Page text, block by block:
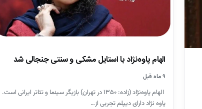
الهام پاوه‌نژاد با استایل مشکی و سنتی جنجالی شد
۹ ماه قبل
الهام پاوه‌نژاد (زاده: ۱۳۵۰ در تهران) بازیگر سینما و تئاتر ایرانی است.
پاوه نژاد دارای دیپلم تجربی از…